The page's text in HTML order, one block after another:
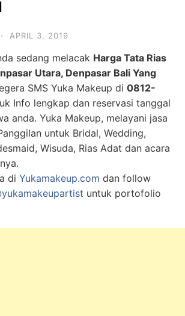
· APRIL 3, 2019
sedang melacak Harga Tata Rias
Utara, Denpasar Bali Yang
SMS Yuka Makeup di 0812-
Info lengkap dan reservasi tanggal
anda. Yuka Makeup, melayani jasa
untuk Bridal, Wedding,
Wisuda, Rias Adat dan acara
di Yukamakeup.com dan follow
untuk portofolio